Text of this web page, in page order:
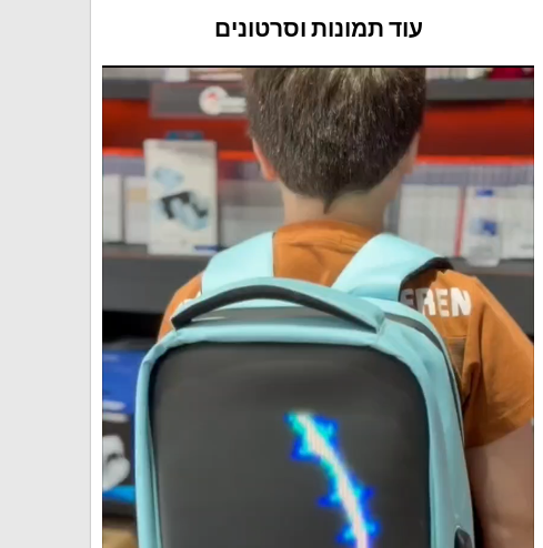
עוד תמונות וסרטונים